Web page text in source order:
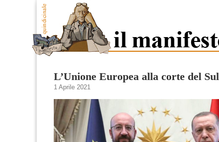
L’Unione Europea alla corte del
1 Aprile 2021